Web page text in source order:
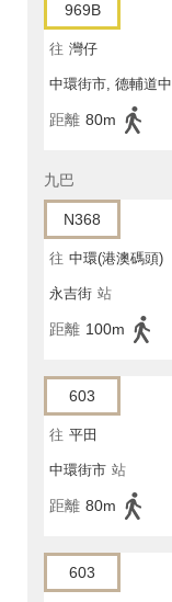
969B
往 灣仔
中環街市, 德輔道中
距離 80m
九巴
N368
往 中環(港澳碼頭)
永吉街 站
距離 100m
603
往 平田
中環街市 站
距離 80m
603